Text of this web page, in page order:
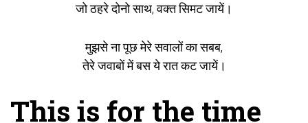
जो ठहरे दोनो साथ, वक्त सिमट जायें।
मुझसे ना पूछ मेरे सवालों का सबब,
तेरे जवाबों में बस ये रात कट जायें।
This is for the time